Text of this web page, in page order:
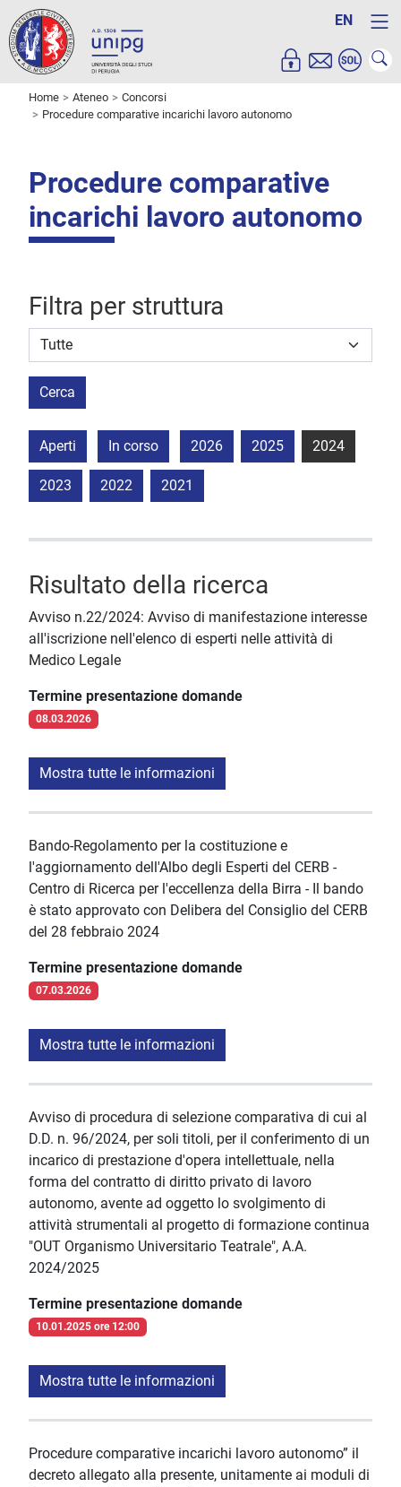
EN
Home Ateneo
Concorsi
Procedure comparative incarichi lavoro autonomo
Procedure comparative
incarichi lavoro autonomo
Filtra per struttura
Struttura stipulante
Cerca
Aperti In corso 2026 2025 2024
2023 2022 2021
Risultato della ricerca
Avviso n.22/2024: Avviso di manifestazione interesse
all'iscrizione nell'elenco di esperti nelle attività di
Medico Legale
Termine presentazione domande
08.03.2026
Mostra tutte le informazioni
Bando-Regolamento per la costituzione e
l'aggiornamento dell'Albo degli Esperti del CERB -
Centro di Ricerca per l'eccellenza della Birra - Il bando
è stato approvato con Delibera del Consiglio del CERB
del 28 febbraio 2024
Termine presentazione domande
07.03.2026
Mostra tutte le informazioni
Avviso di procedura di selezione comparativa di cui al
D.D. n. 96/2024, per soli titoli, per il conferimento di un
incarico di prestazione d'opera intellettuale, nella
forma del contratto di diritto privato di lavoro
autonomo, avente ad oggetto lo svolgimento di
attività strumentali al progetto di formazione continua
"OUT Organismo Universitario Teatrale", A.A.
2024/2025
Termine presentazione domande
10.01.2025 ore 12:00
Mostra tutte le informazioni
Procedure comparative incarichi lavoro autonomo” il
decreto allegato alla presente, unitamente ai moduli di